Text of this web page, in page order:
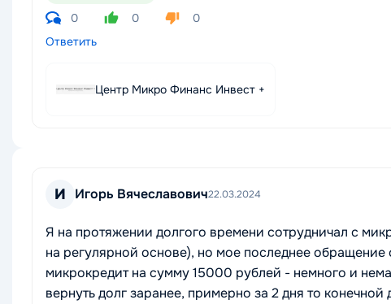
0 0
0
Ответить
Центр Микро Финанс Инвест +
И Игорь Вячеславович22.03.2024
Я на протяжении долгого времени сотрудничал с
на регулярной основе), но мое последнее обращение
микрокредит на сумму 15000 рублей - немного и
вернуть долг заранее, примерно за 2 дня то